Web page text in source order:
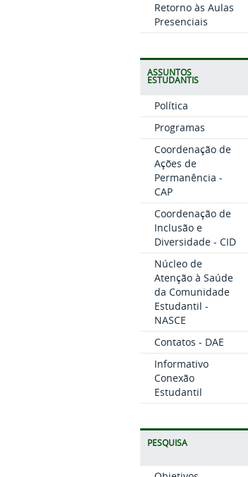
Retorno às Aulas
Presenciais
ASSUNTOS
ESTUDANTIS
Política
Programas
Coordenação de
Ações de
Permanência -
CAP
Coordenação de
Inclusão e
Diversidade - CID
Núcleo de
Atenção à Saúde
da Comunidade
Estudantil -
NASCE
Contatos - DAE
Informativo
Conexão
Estudantil
PESQUISA